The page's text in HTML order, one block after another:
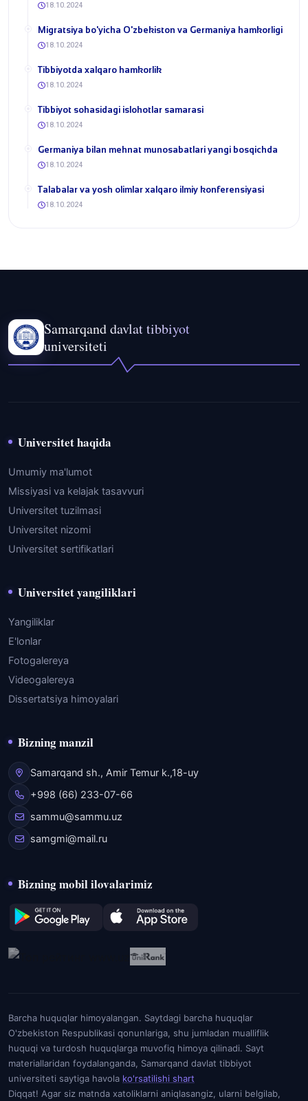
18.10.2024
Migratsiya bo'yicha O'zbekiston va Germaniya hamkorligi
18.10.2024
Tibbiyotda xalqaro hamkorlik
18.10.2024
Tibbiyot sohasidagi islohotlar samarasi
18.10.2024
Germaniya bilan mehnat munosabatlari yangi bosqichda
18.10.2024
Talabalar va yosh olimlar xalqaro ilmiy konferensiyasi
18.10.2024
Samarqand davlat tibbiyot
universiteti
Universitet haqida
Umumiy ma'lumot
Missiyasi va kelajak tasavvuri
Universitet tuzilmasi
Universitet nizomi
Universitet sertifikatlari
Universitet yangiliklari
Yangiliklar
E'lonlar
Fotogalereya
Videogalereya
Dissertatsiya himoyalari
Bizning manzil
Samarqand sh., Amir Temur k.,18-uy
+998 (66) 233-07-66
sammu@sammu.uz
samgmi@mail.ru
Bizning mobil ilovalarimiz
Barcha huquqlar himoyalangan. Saytdagi barcha huquqlar
O'zbekiston Respublikasi qonunlariga, shu jumladan mualliflik
huquqi va turdosh huquqlarga muvofiq himoya qilinadi. Sayt
materiallaridan foydalanganda, Samarqand davlat tibbiyot
universiteti saytiga havola ko'rsatilishi shart
Diqqat! Agar siz matnda xatoliklarni aniqlasangiz, ularni belgilab,